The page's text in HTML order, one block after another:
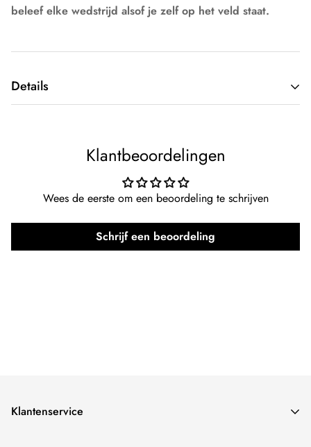
beleef elke wedstrijd alsof je zelf op het veld staat.
Details
Duitsland
Klantbeoordelingen
Wees de eerste om een beoordeling te schrijven
Schrijf een beoordeling
Klantenservice